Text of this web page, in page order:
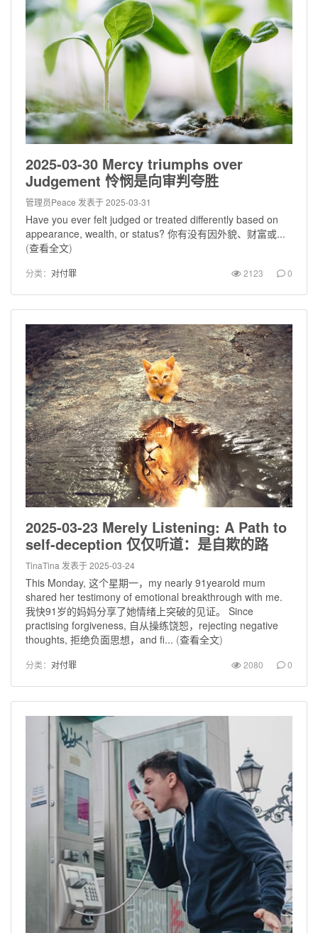
2025-03-30 Mercy triumphs over
Judgement 怜悯是向审判夸胜
管理员Peace 发表于 2025-03-31
Have you ever felt judged or treated differently based on
appearance, wealth, or status? 你有没有因外貌、财富或...
(查看全文)
分类： 对付罪 2123 0
2025-03-23 Merely Listening: A Path to
self-deception 仅仅听道：是自欺的路
TinaTina 发表于 2025-03-24
This Monday, 这个星期一，my nearly 91yearold mum
shared her testimony of emotional breakthrough with me.
我快91岁的妈妈分享了她情绪上突破的见证。 Since
practising forgiveness, 自从操练饶恕，rejecting negative
thoughts, 拒绝负面思想，and fi... (查看全文)
分类： 对付罪 2080 0